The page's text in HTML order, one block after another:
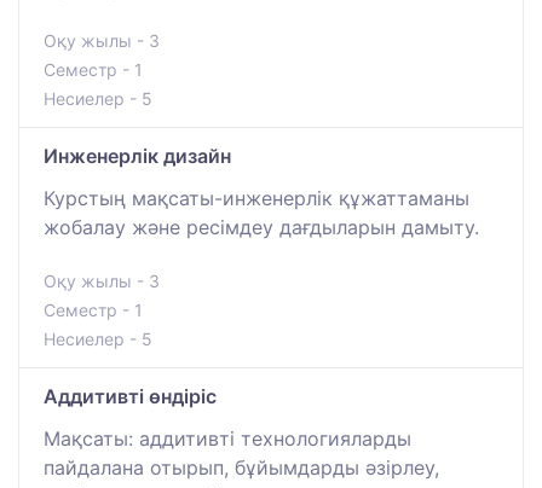
Оқу жылы - 3
Семестр - 1
Несиелер - 5
Инженерлік дизайн
Курстың мақсаты-инженерлік құжаттаманы
жобалау және ресімдеу дағдыларын дамыту.
Оқу жылы - 3
Семестр - 1
Несиелер - 5
Аддитивті өндіріс
Мақсаты: аддитивті технологияларды
пайдалана отырып, бұйымдарды әзірлеу,